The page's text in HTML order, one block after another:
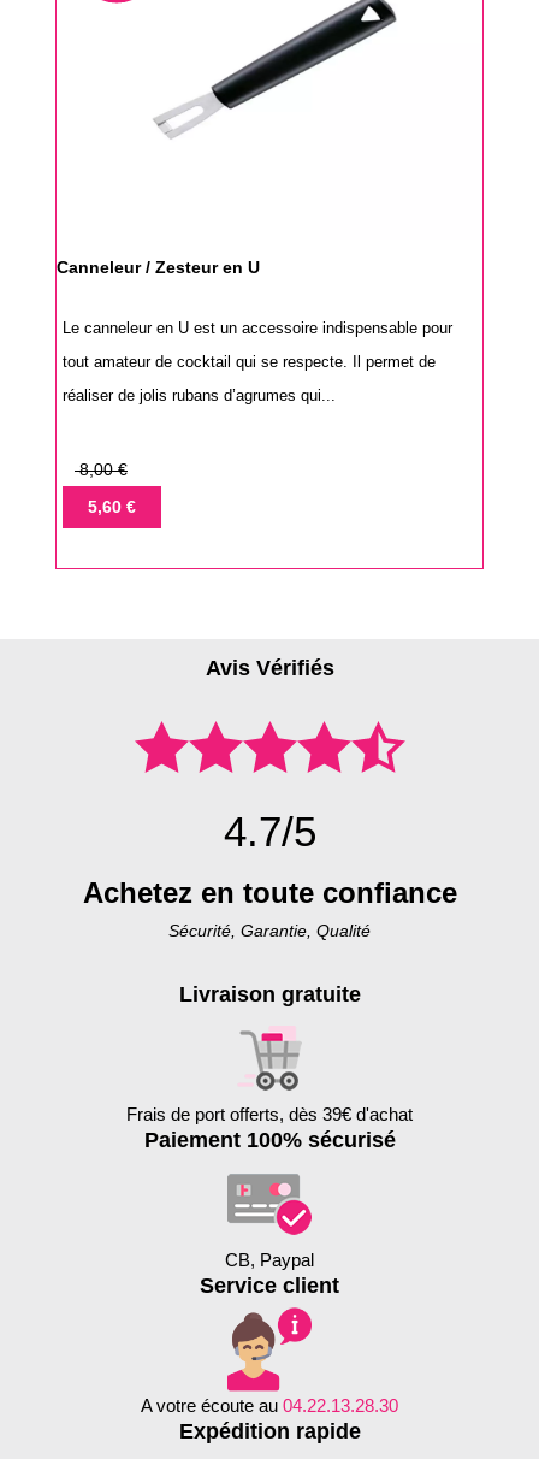
Canneleur / Zesteur en U
Le canneleur en U est un accessoire indispensable pour
tout amateur de cocktail qui se respecte. Il permet de
réaliser de jolis rubans d’agrumes qui...
Prix
base
8,00 €
Prix5,60 €
Avis Vérifiés
4.7/5
Achetez en toute confiance
Sécurité, Garantie, Qualité
Livraison gratuite
Frais de port offerts, dès 39€ d'achat
Paiement 100% sécurisé
CB, Paypal
Service client
A votre écoute au 04.22.13.28.30
Expédition rapide